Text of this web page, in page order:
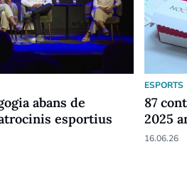
abans de
esportius
ESPORTS
87
2025
16.06.26